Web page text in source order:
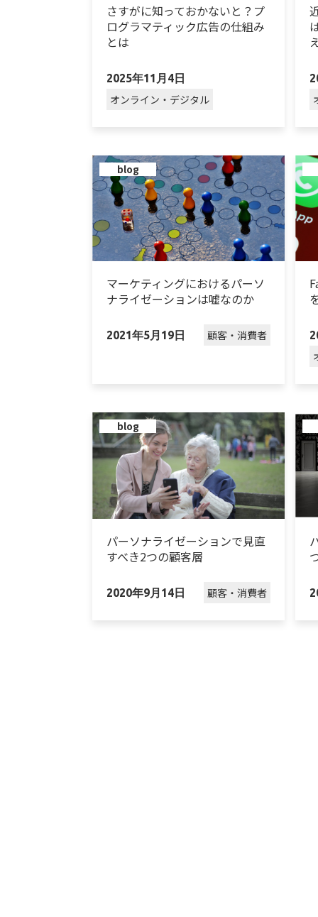
さすがに知っておかないと？プ
ログラマティック広告の仕組み
とは
2025年11月4日
オンライン・デジタル
blog
マーケティングにおけるパーソ
ナライゼーションは嘘なのか
2021年5月19日 顧客・消費者
blog
パーソナライゼーションで見直
すべき2つの顧客層
2020年9月14日 顧客・消費者